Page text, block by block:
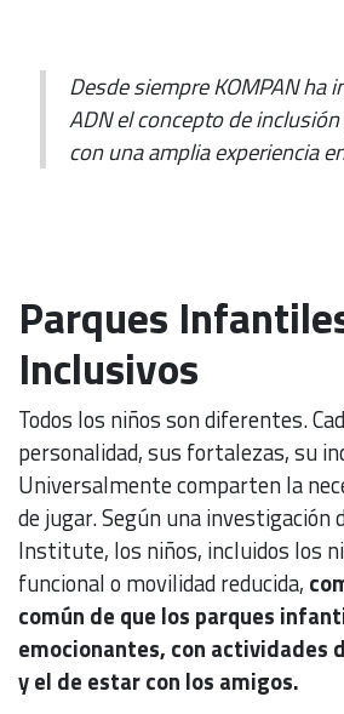
Desde siempre KOMPAN ha
ADN el concepto de
con una amplia experiencia
Parques
Inclusivos
Todos los niños son diferentes.
personalidad, sus fortalezas, su
Universalmente comparten la
de jugar. Según una investigación
Institute, los niños, incluidos los
funcional o movilidad reducida,
común de que los parques
emocionantes, con actividades
y el de estar con los amigos.